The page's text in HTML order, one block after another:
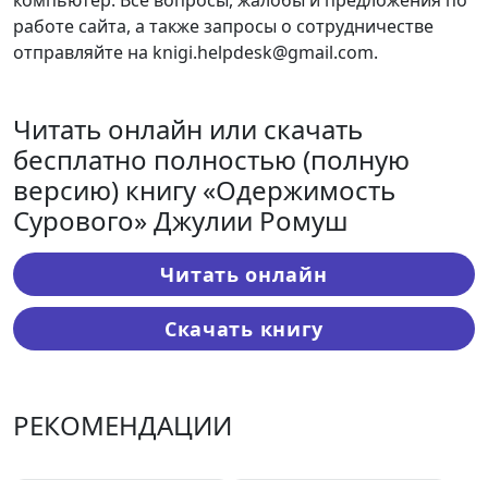
работе сайта, а также запросы о сотрудничестве
отправляйте на knigi.helpdesk@gmail.com.
Читать онлайн или скачать
бесплатно полностью (полную
версию) книгу «Одержимость
Сурового» Джулии Ромуш
Читать онлайн
Скачать книгу
РЕКОМЕНДАЦИИ